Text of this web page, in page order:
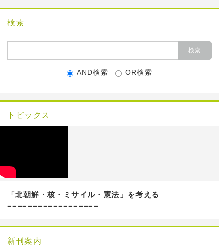
検索
AND検索 OR検索
トピックス
「北朝鮮・核・ミサイル・憲法」を考える
==================
新刊案内